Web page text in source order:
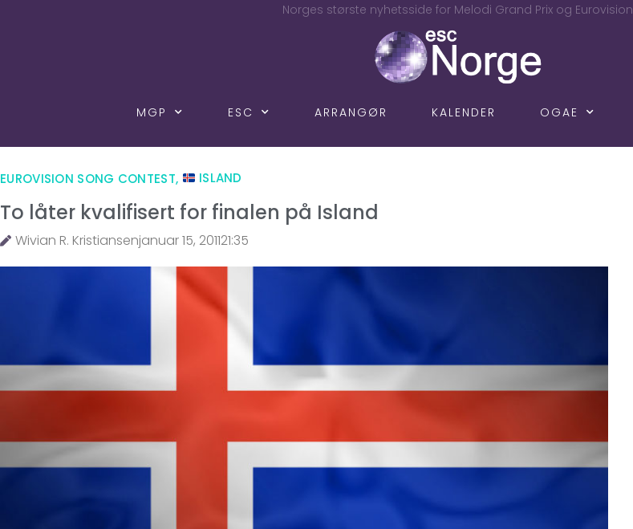
Norges største nyhetsside for Melodi Grand Prix og Eurovision
MGP ESC ARRANGØR KALENDER OGAE
EUROVISION SONG CONTEST, ISLAND
To låter kvalifisert for finalen på Island
Wivian R. Kristiansenjanuar 15, 201121:35